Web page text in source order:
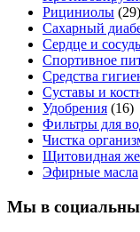
Рициниолы (29)
Сахарный
Сердце и
Спортивное
Средства
Суставы и
Удобрения (16)
Фильтры для
Чистка
Щитовидная
Эфирные масла
Мы в